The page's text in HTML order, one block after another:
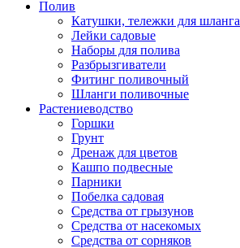
Полив
Катушки, тележки для шланга
Лейки садовые
Наборы для полива
Разбрызгиватели
Фитинг поливочный
Шланги поливочные
Растениеводство
Горшки
Грунт
Дренаж для цветов
Кашпо подвесные
Парники
Побелка садовая
Средства от грызунов
Средства от насекомых
Средства от сорняков